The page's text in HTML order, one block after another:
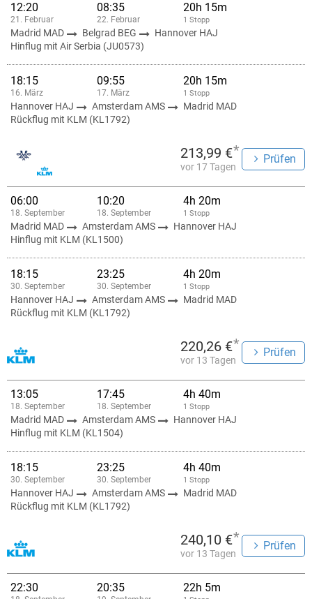
12:20
21. Februar
08:35
22. Februar
20h 15m
1 Stopp
Madrid MAD Belgrad BEG
Hannover HAJ
Hinflug mit Air Serbia (JU0573)
18:15
16. März
09:55
17. März
20h 15m
1 Stopp
Hannover HAJ Amsterdam AMS
Madrid MAD
Rückflug mit KLM (KL1792)
213,99 €*
vor 17 Tagen
Prüfen
06:00
18. September
10:20
18. September
4h 20m
1 Stopp
Madrid MAD Amsterdam AMS
Hannover HAJ
Hinflug mit KLM (KL1500)
18:15
30. September
23:25
30. September
4h 20m
1 Stopp
Hannover HAJ Amsterdam AMS
Madrid MAD
Rückflug mit KLM (KL1792)
220,26 €*
vor 13 Tagen
Prüfen
13:05
18. September
17:45
18. September
4h 40m
1 Stopp
Madrid MAD Amsterdam AMS
Hannover HAJ
Hinflug mit KLM (KL1504)
18:15
30. September
23:25
30. September
4h 40m
1 Stopp
Hannover HAJ Amsterdam AMS
Madrid MAD
Rückflug mit KLM (KL1792)
240,10 €*
vor 13 Tagen
Prüfen
22:30 20:35 22h 5m